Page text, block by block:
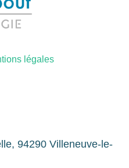
légales
94290 Villeneuve-le-